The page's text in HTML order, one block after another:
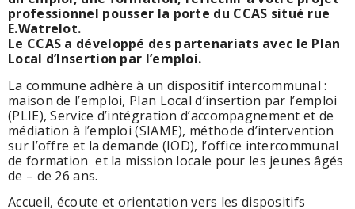
professionnel pousser la porte du CCAS situé rue
E.Watrelot.
Le CCAS a développé des partenariats avec le Plan
Local d’Insertion par l’emploi.
La commune adhère à un dispositif intercommunal :
maison de l’emploi, Plan Local d’insertion par l’emploi
(PLIE), Service d’intégration d’accompagnement et de
médiation à l’emploi (SIAME), méthode d’intervention
sur l’offre et la demande (IOD), l’office intercommunal
de formation et la mission locale pour les jeunes âgés
de – de 26 ans.
Accueil, écoute et orientation vers les dispositifs